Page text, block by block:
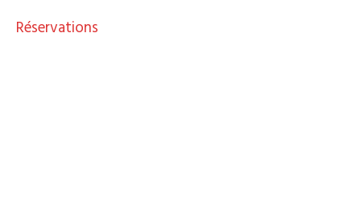
Réservations